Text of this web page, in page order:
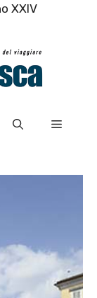
XXIV
Menu